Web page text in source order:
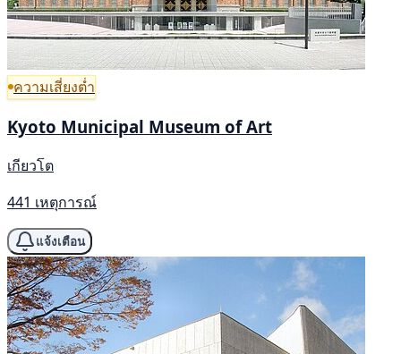
ความเสี่ยงต่ำ
Kyoto Municipal Museum of Art
เกียวโต
441 เหตุการณ์
แจ้งเตือน